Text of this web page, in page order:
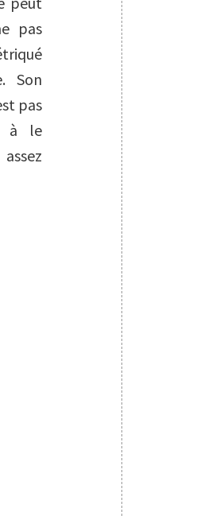
pas
Son
pas
à le